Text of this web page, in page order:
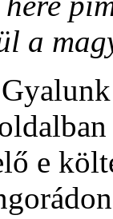
a
e